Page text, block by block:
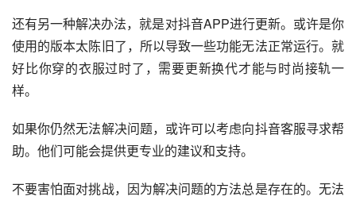
还有另一种解决办法，就是对抖音APP进行更新。或许是你
使用的版本太陈旧了，所以导致一些功能无法正常运行。就
好比你穿的衣服过时了，需要更新换代才能与时尚接轨一
样。
如果你仍然无法解决问题，或许可以考虑向抖音客服寻求帮
助。他们可能会提供更专业的建议和支持。
不要害怕面对挑战，因为解决问题的方法总是存在的。无法